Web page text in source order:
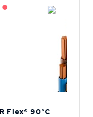
GrossistNEK Kabel
Bestilling: 2-3 uker
På forespørsel
Flex® 90°C